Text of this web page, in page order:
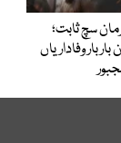
سچ ثابت؛
بار وفاداریاں